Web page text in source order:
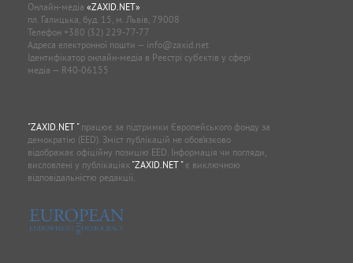
Онлайн-медіа «ZAXID.NET»
пл. Галицька, буд. 15, м. Львів, 79008
Телефон +380 (32) 229-77-77
Адреса електронної пошти — info@zaxid.net
Ідентифікатор онлайн-медіа в Реєстрі суб'єктів у сфері
медіа — R40-06155
"ZAXID.NET "працює за підтримки Європейського фонду за
демократію (EED). Зміст публікацій не обов’язково
відображає офіційну позицію EED. Інформація чи погляди,
висловлені у публікаціях "ZAXID.NET "є виключною
відповідальністю редакції.